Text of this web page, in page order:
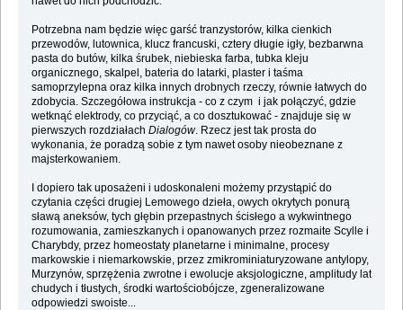
Potrzebna nam będzie więc garść tranzystorów, kilka cienkich
przewodów, lutownica, klucz francuski, cztery długie igły, bezbarwna
pasta do butów, kilka śrubek, niebieska farba, tubka kleju
organicznego, skalpel, bateria do latarki, plaster i taśma
samoprzylepna oraz kilka innych drobnych rzeczy, równie łatwych do
zdobycia. Szczegółowa instrukcja - co z czym i jak połączyć, gdzie
wetknąć elektrody, co przyciąć, a co dosztukować - znajduje się w
pierwszych rozdziałach Dialogów. Rzecz jest tak prosta do
wykonania, że poradzą sobie z tym nawet osoby nieobeznane z
majsterkowaniem.
I dopiero tak uposażeni i udoskonaleni możemy przystąpić do
czytania części drugiej Lemowego dzieła, owych okrytych ponurą
sławą aneksów, tych głębin przepastnych ścisłego a wykwintnego
rozumowania, zamieszkanych i opanowanych przez rozmaite Scylle i
Charybdy, przez homeostaty planetarne i minimalne, procesy
markowskie i niemarkowskie, przez zmikrominiaturyzowane antylopy,
Murzynów, sprzężenia zwrotne i ewolucje aksjologiczne, amplitudy lat
chudych i tłustych, środki wartościobójcze, zgeneralizowane
odpowiedzi swoiste...